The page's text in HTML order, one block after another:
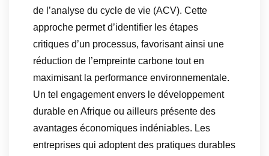
de l’analyse du cycle de vie (ACV). Cette
approche permet d’identifier les étapes
critiques d’un processus, favorisant ainsi une
réduction de l’empreinte carbone tout en
maximisant la performance environnementale.
Un tel engagement envers le développement
durable en Afrique ou ailleurs présente des
avantages économiques indéniables. Les
entreprises qui adoptent des pratiques durables